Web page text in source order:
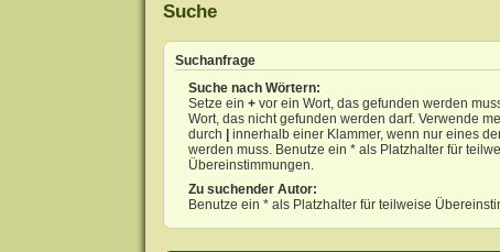
Suche
Suchanfrage
Suche nach Wörtern:
Setze ein +vor ein Wort, das gefunden werden
Wort, das nicht gefunden werden darf. Verwende
durch
innerhalb einer Klammer, wenn nur eines
werden muss. Benutze ein * als Platzhalter für
Übereinstimmungen.
Zu suchender Autor:
Benutze ein * als Platzhalter für teilweise